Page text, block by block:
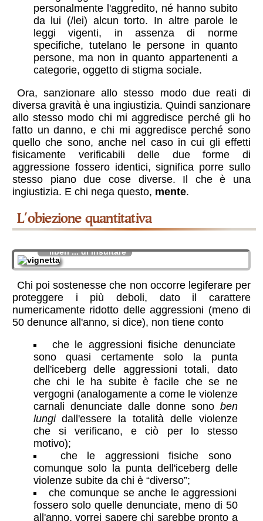
personalmente l'aggredito, né hanno subito
da lui (/lei) alcun torto. In altre parole le
leggi vigenti, in assenza di norme
specifiche, tutelano le persone in quanto
persone, ma non in quanto appartenenti a
categorie, oggetto di stigma sociale.
Ora, sanzionare allo stesso modo due reati di
diversa gravità è una ingiustizia. Quindi sanzionare
allo stesso modo chi mi aggredisce perché gli ho
fatto un danno, e chi mi aggredisce perché sono
quello che sono, anche nel caso in cui gli effetti
fisicamente verificabili delle due forme di
aggressione fossero identici, significa porre sullo
stesso piano due cose diverse. Il che è una
ingiustizia. E chi nega questo, mente.
l'obiezione quantitativa
liberi ... di insultare
Chi poi sostenesse che non occorre legiferare per
proteggere i più deboli, dato il carattere
numericamente ridotto delle aggressioni (meno di
50 denunce all'anno, si dice), non tiene conto
che le aggressioni fisiche denunciate
sono quasi certamente solo la punta
dell'iceberg delle aggressioni totali, dato
che chi le ha subite è facile che se ne
vergogni (analogamente a come le violenze
carnali denunciate dalle donne sono ben
lungidall'essere la totalità delle violenze
che si verificano, e ciò per lo stesso
motivo);
che le aggressioni fisiche sono
comunque solo la punta dell'iceberg delle
violenze subite da chi è “diverso”;
che comunque se anche le aggressioni
fossero solo quelle denunciate, meno di 50
all'anno, vorrei sapere chi sarebbe pronto a